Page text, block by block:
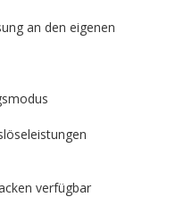
an den eigenen
verfügbar